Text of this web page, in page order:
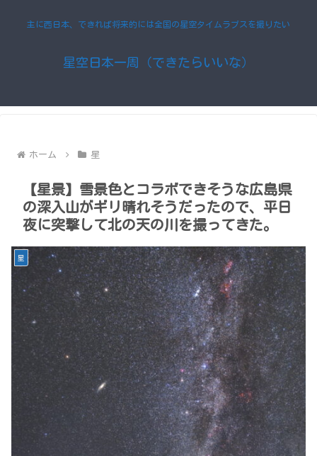
主に西日本、できれば将来的には全国の星空タイムラプスを撮りたい
星空日本一周（できたらいいな）
ホーム 星
【星景】雪景色とコラボできそうな広島県
の深入山がギリ晴れそうだったので、平日
夜に突撃して北の天の川を撮ってきた。
星